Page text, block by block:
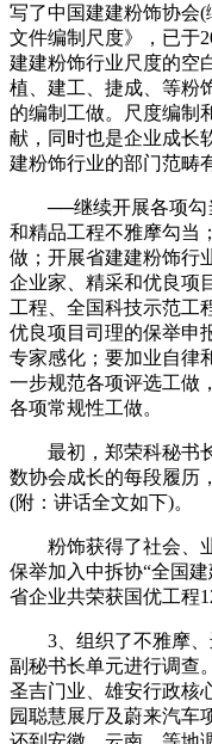
写了中国建建粉饰协会
文件编制尺度》，已于
建建粉饰行业尺度的空
植、建工、捷成、等粉
的编制工做。尺度编制
献，同时也是企业成长
建粉饰行业的部门范畴
──继续开展各项勾
和精品工程不雅摩勾当
做；开展省建建粉饰行
企业家、精采和优良项
工程、全国科技示范工
优良项目司理的保举申
专家感化；要加业自律
一步规范各项评选工做
各项常规性工做。
最初，郑荣科秘书长
数协会成长的每段履历
(附：讲话全文如下)。
粉饰获得了社会、业
保举加入中拆协“全国
省企业共荣获国优工程
3、组织了不雅摩、
副秘书长单元进行调查
圣吉门业、雄安行政核
园聪慧展厅及蔚来汽车